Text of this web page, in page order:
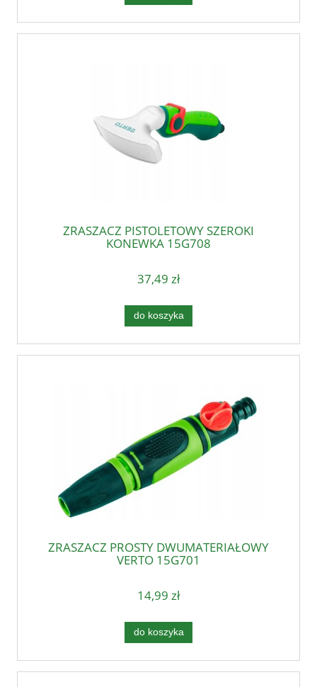
ZRASZACZ PISTOLETOWY SZEROKI
KONEWKA 15G708
37,49 zł
do koszyka
ZRASZACZ PROSTY DWUMATERIAŁOWY
VERTO 15G701
14,99 zł
do koszyka